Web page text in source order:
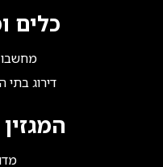
כלים
דירוג